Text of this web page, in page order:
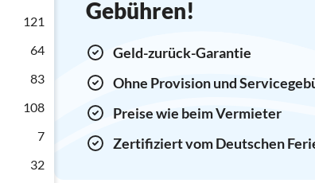
121
64
83
108
7
32
Gebühren!
Geld-zurück-Garantie
Ohne Provision und
Preise wie beim Vermieter
Zertifiziert vom Deutschen